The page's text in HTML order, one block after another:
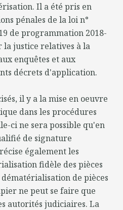
Il a été pris en
pénales de la loi n°
de programmation 2018-
la justice relatives à la
enquêtes et aux
décrets d'application.
il y a la mise en oeuvre
dans les procédures
ci ne sera possible qu'en
de signature
également les
fidèle des pièces
de pièces
ne peut se faire que
autorités judiciaires. La